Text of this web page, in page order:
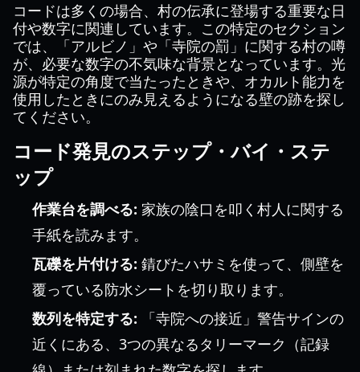
コードは多くの場合、村の伝承に登場する重要な日
付や数字に関連しています。この特定のセクション
では、「アルビノ」や「寺院の罰」に関する村の噂
が、必要な数字の不気味な背景となっています。光
源が特定の角度で当たったときや、オカルト能力を
使用したときにのみ見えるようになる壁の跡を探し
てください。
コード発見のステップ・バイ・ステ
ップ
作業台を調べる: 家族の陰口を叩く村人に関する
手紙を読みます。
瓦礫を片付ける: 錆びたハサミを使って、側壁を
覆っている防水シートを切り取ります。
数列を特定する: 「寺院への接近」警告サインの
近くにある、3つの異なるタリーマーク（記録